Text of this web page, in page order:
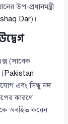
উপ-প্রধানমন্ত্রী
Dar)।
(সাবেক
(Pakistan
এবং সিন্ধু নদ
কারণে
অবহিত করেন